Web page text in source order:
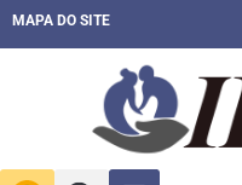
MAPA DO SITE